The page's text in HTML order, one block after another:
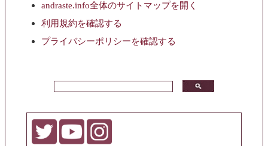
andraste.info全体のサイトマップを開く
利用規約を確認する
プライバシーポリシーを確認する